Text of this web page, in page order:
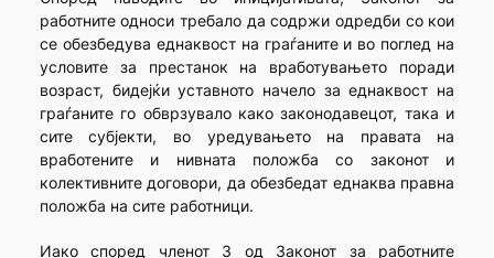
работните односи требало да содржи одредби со кои
се обезбедува еднаквост на граѓаните и во поглед на
условите за престанок на вработувањето поради
возраст, бидејќи уставното начело за еднаквост на
граѓаните го обврзувало како законодавецот, така и
сите субјекти, во уредувањето на правата на
вработените и нивната положба со законот и
колективните договори, да обезбедат еднаква правна
положба на сите работници.
Иако според членот 3 од Законот за работните